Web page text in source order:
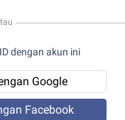
dengan akun ini
Google
Facebook